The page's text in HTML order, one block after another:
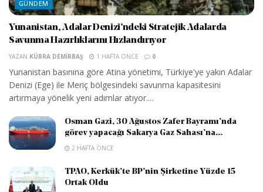
GÜNDEM
Yunanistan, Adalar Denizi’ndeki Stratejik Adalarda
Savunma Hazırlıklarını Hızlandırıyor
YAZAN KÜBRA DEMIRBAŞ 1 HAFTA ÖNCE 0
Yunanistan basınına göre Atina yönetimi, Türkiye'ye yakın Adalar
Denizi (Ege) ile Meriç bölgesindeki savunma kapasitesini
artırmaya yönelik yeni adımlar atıyor....
Osman Gazi, 30 Ağustos Zafer Bayramı’nda
görev yapacağı Sakarya Gaz Sahası’na...
2 HAFTA ÖNCE
TPAO, Kerkük’te BP’nin Şirketine Yüzde 15
Ortak Oldu